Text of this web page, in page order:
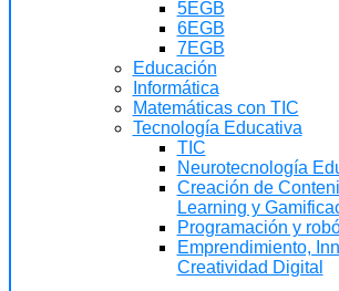
5EGB
6EGB
7EGB
Educación
Informática
Matemáticas con TIC
Tecnología Educativa
TIC
Neurotecnología
Creación de
Learning y
Programación y
Emprendimiento,
Creatividad Digital